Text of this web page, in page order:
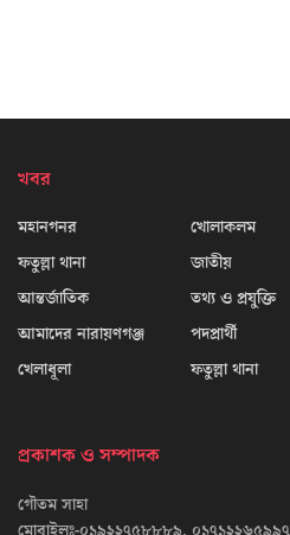
খবর
মহানগনর
ফতুল্লা থানা
আন্তর্জাতিক
আমাদের নারায়ণগঞ্জ
খেলাধূলা
খোলাকলম
জাতীয়
তথ্য ও প্রযুক্তি
পদপ্রার্থী
ফতুল্লা থানা
প্রকাশক ও সম্পাদক
গৌতম সাহা